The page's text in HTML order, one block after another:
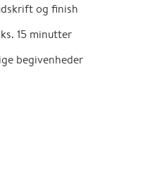
og finish
15 minutter
begivenheder